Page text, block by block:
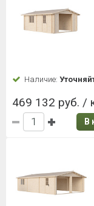
Наличие:
469 132 руб. /
В